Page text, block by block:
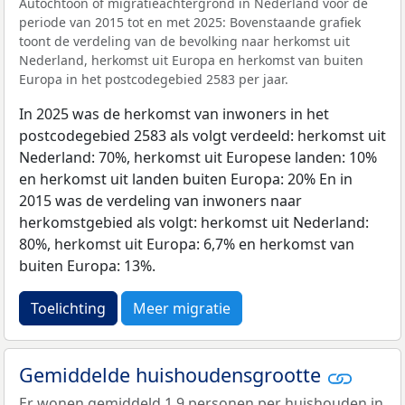
periode van 2015 tot en met 2025: Bovenstaande grafiek
toont de verdeling van de bevolking naar herkomst uit
Nederland, herkomst uit Europa en herkomst van buiten
Europa in het postcodegebied 2583 per jaar.
In 2025 was de herkomst van inwoners in het
postcodegebied 2583 als volgt verdeeld: herkomst uit
Nederland: 70%, herkomst uit Europese landen: 10%
en herkomst uit landen buiten Europa: 20% En in
2015 was de verdeling van inwoners naar
herkomstgebied als volgt: herkomst uit Nederland:
80%, herkomst uit Europa: 6,7% en herkomst van
buiten Europa: 13%.
Toelichting Meer migratie
Gemiddelde huishoudensgrootte